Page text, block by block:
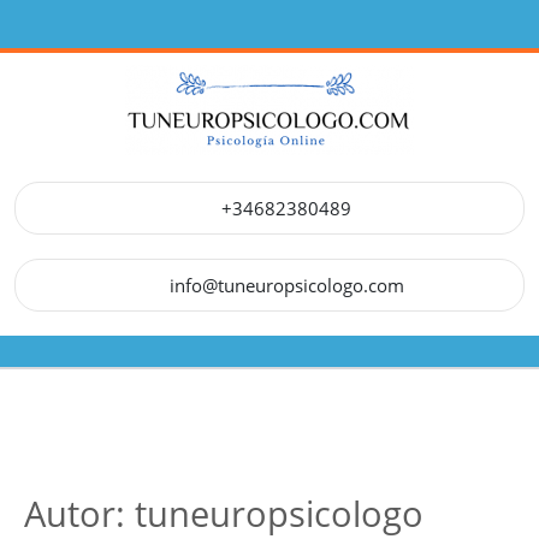
al
+34682380489
info@tuneuropsicologo.com
Botón
Autor: tuneuropsicologo